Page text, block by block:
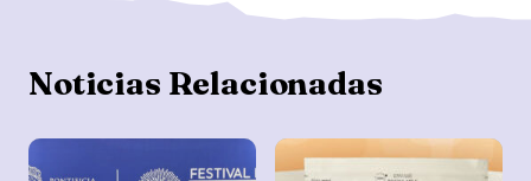
Noticias Relacionadas